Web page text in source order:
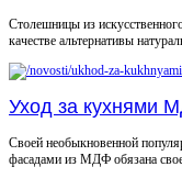
Столешницы из
качестве альтернативы
Уход за кухнями
Своей необыкновенной
фасадами из МДФ обязана